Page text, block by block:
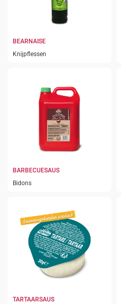
BEARNAISE
Knijpflessen
BARBECUESAUS
Bidons
TARTAARSAUS